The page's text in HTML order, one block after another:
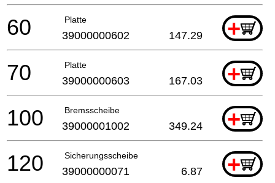
Platte +
60 39000000602 147.29
Platte +
70 39000000603 167.03
Bremsscheibe +
100 39000001002 349.24
Sicherungsscheibe +
120 39000000071 6.87